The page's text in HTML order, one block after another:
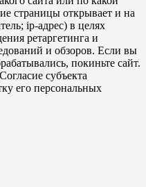
страницы открывает и на
ip-адрес) в целях
ретаргетинга и
и обзоров. Если вы
покиньте сайт.
субъекта
его персональных